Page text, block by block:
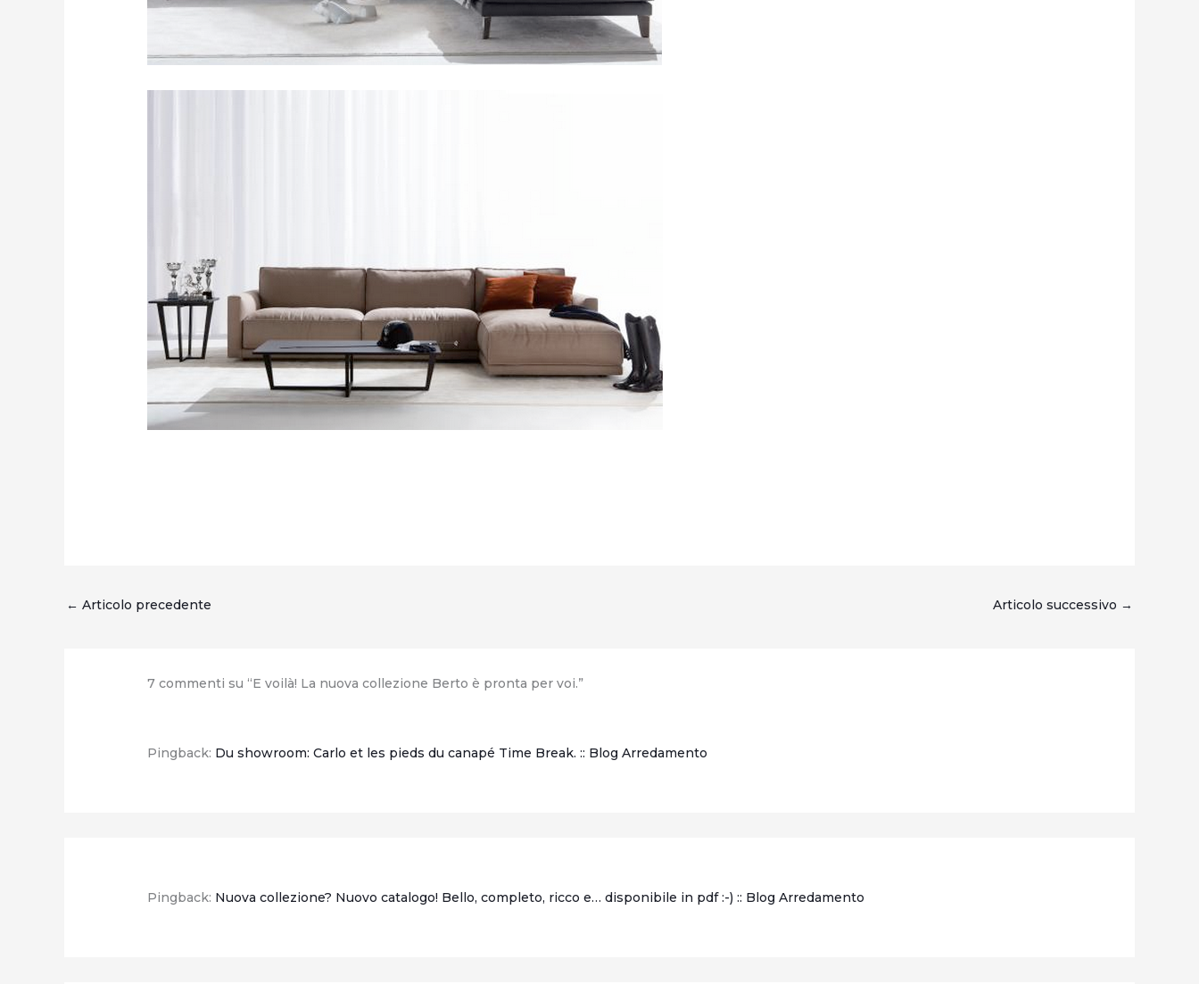
← Articolo precedente Articolo successivo →
7 commenti su “E voilà! La nuova collezione Berto è pronta per voi.”
Pingback: Du showroom: Carlo et les pieds du canapé Time Break. :: Blog Arredamento
Pingback: Nuova collezione? Nuovo catalogo! Bello, completo, ricco e… disponibile in pdf :-) :: Blog Arredamento